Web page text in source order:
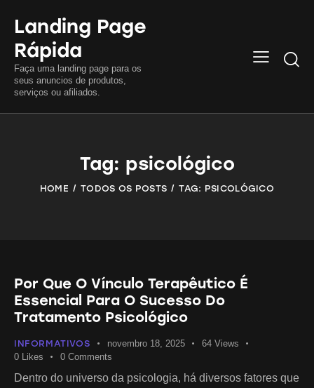
Landing Page
Rápida
Faça uma landing page para os
seus anuncios de produtos,
serviços ou afiliados.
Tag: psicológico
HOME TODOS OS POSTS TAG: PSICOLÓGICO
Por Que O Vínculo Terapêutico É
Essencial Para O Sucesso Do
Tratamento Psicológico
INFORMATIVOS novembro 18, 2025 64 Views
0
Likes 0 Comments
Dentro do universo da psicologia, há diversos fatores que